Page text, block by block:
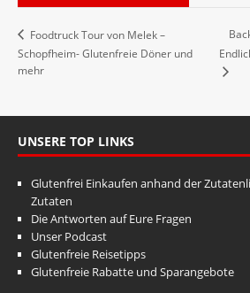
Foodtruck Tour von Melek –
Schopfheim- Glutenfreie Döner und
mehr
UNSERE TOP LINKS
Glutenfrei Einkaufen anhand der
Zutaten
Die Antworten auf Eure Fragen
Unser Podcast
Glutenfreie Reisetipps
Glutenfreie Rabatte und Sparangebote